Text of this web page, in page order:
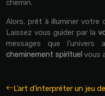
chemin.
Alors, prêt à illuminer votre
Laissez vous guider par la
messages que
cheminement spirituel vous
L’art d’interpréter un jeu de